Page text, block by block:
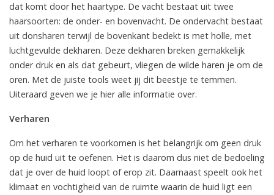
dat komt door het haartype. De vacht bestaat uit twee
haarsoorten: de onder- en bovenvacht. De ondervacht bestaat
uit donsharen terwijl de bovenkant bedekt is met holle, met
luchtgevulde dekharen. Deze dekharen breken gemakkelijk
onder druk en als dat gebeurt, vliegen de wilde haren je om de
oren. Met de juiste tools weet jij dit beestje te temmen.
Uiteraard geven we je hier alle informatie over.
Verharen
Om het verharen te voorkomen is het belangrijk om geen druk
op de huid uit te oefenen. Het is daarom dus niet de bedoeling
dat je over de huid loopt of erop zit. Daarnaast speelt ook het
klimaat en vochtigheid van de ruimte waarin de huid ligt een